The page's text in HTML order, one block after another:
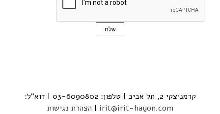
irit@irit-hayon.com
|הצהרת נגישות